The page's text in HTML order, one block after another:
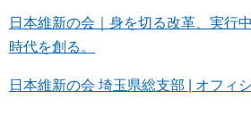
日本維新の会｜身を切る改革、実行
時代を創る。
日本維新の会 埼玉県総支部 | オフィ